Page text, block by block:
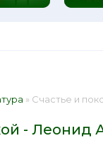
» Счастье и
-